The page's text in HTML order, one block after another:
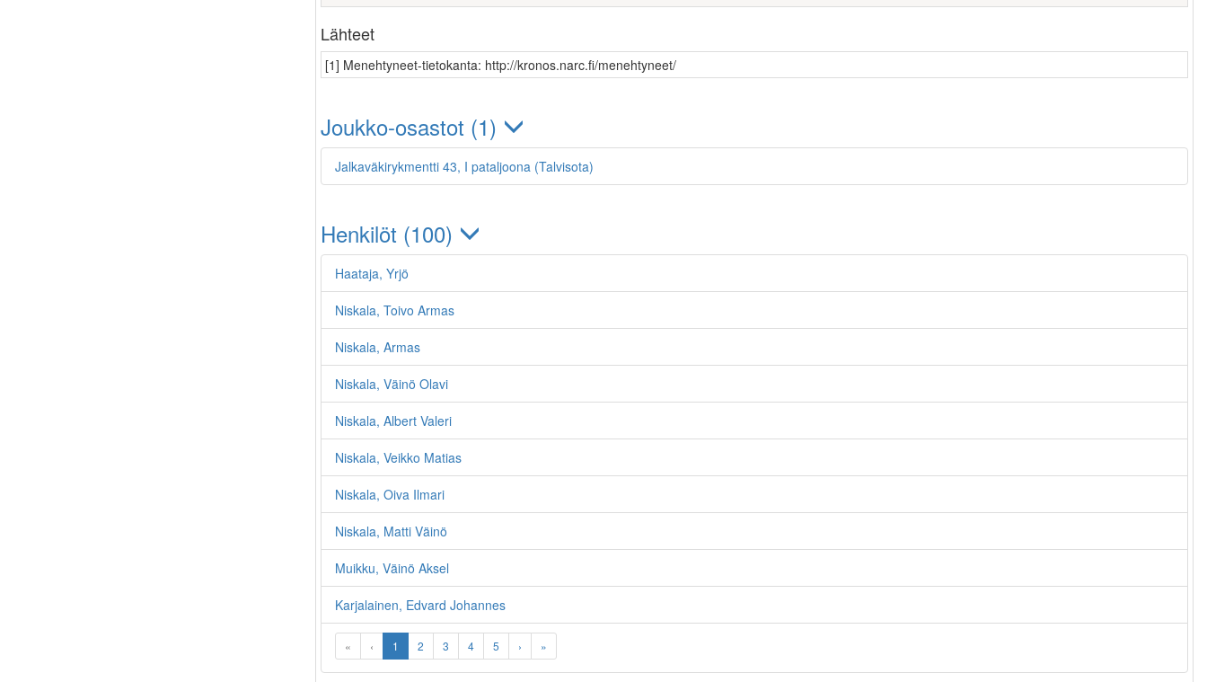
Lähteet
[1] Menehtyneet-tietokanta: http://kronos.narc.fi/menehtyneet/
Joukko-osastot (1)
Jalkaväkirykmentti 43, I pataljoona (Talvisota)
Henkilöt (100)
Haataja, Yrjö
Niskala, Toivo Armas
Niskala, Armas
Niskala, Väinö Olavi
Niskala, Albert Valeri
Niskala, Veikko Matias
Niskala, Oiva Ilmari
Niskala, Matti Väinö
Muikku, Väinö Aksel
Karjalainen, Edvard Johannes
« ‹ 1 2 3 4 5 › »